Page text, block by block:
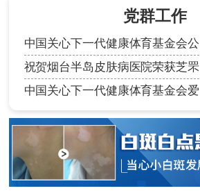
党群工作
中国关心下一代健康体育基金会公
祝贺烟台半岛皮肤病医院荣获芝罘
中国关心下一代健康体育基金会爱